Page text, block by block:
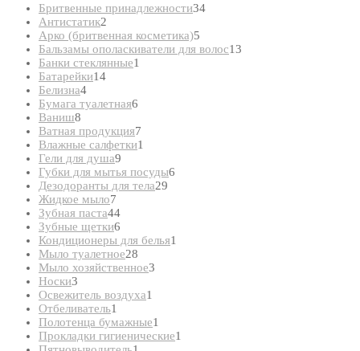
Бритвенные принадлежности3434
Антистатик2
товара
Арко (бритвенная косметика)5
товаров
Бальзамы ополаскиватели для волос13
Банки стеклянные1
Батарейки1414
Белизна44
товара
Бумага туалетная6
Ваниш8
товаров
Ватная продукция7
товаров
Влажные салфетки1
Гели для душа9
товаров
Губки для мытья посуды6
Дезодоранты для тела29
Жидкое мыло7
товаров
Зубная паста4444
Зубные щетки6
товаров
Кондиционеры для белья1
Мыло туалетное28
товаров
Мыло хозяйственное3
Носки3
товара
Освежитель воздуха1
Отбеливатель1
товар
Полотенца бумажные1
товар
Прокладки гигиенические1